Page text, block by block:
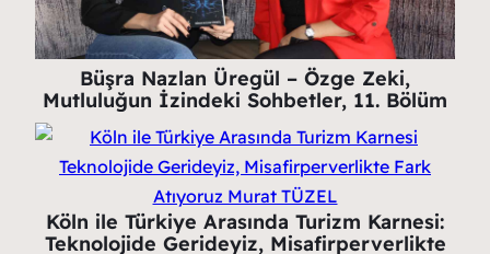
Büşra Nazlan Üregül – Özge Zeki,
Mutluluğun İzindeki Sohbetler, 11. Bölüm
Köln ile Türkiye Arasında Turizm Karnesi:
Teknolojide Gerideyiz, Misafirperverlikte